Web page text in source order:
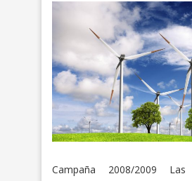
Campaña 2008/2009 Las